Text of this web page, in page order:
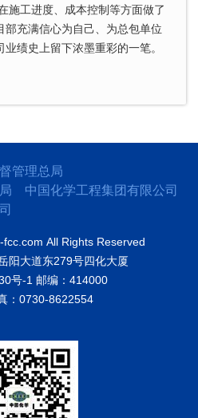
工进度、成本控制等方面做了
部充满信心为自己、为总包单位
绩史上留下浓墨重彩的一笔。
管理总局
中国化学工程集团有限公司
fcc.com All Rights Reserved
阳大道东279号四化大厦
号-1 邮编：414000
：0730-8622554